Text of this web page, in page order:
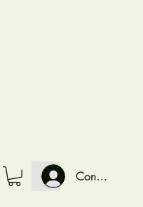
Connexion